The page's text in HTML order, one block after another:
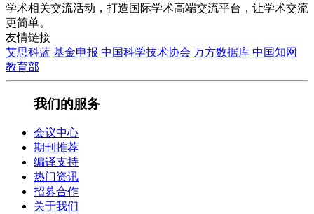
学术相关交流活动，打造国际学术高端交流平台，让学术交流
更简单。
友情链接
艾思科蓝 基金申报 中国科学技术协会 万方数据库 中国知网
教育部
我们的服务
会议中心
期刊推荐
编译支持
热门资讯
招募合作
关于我们